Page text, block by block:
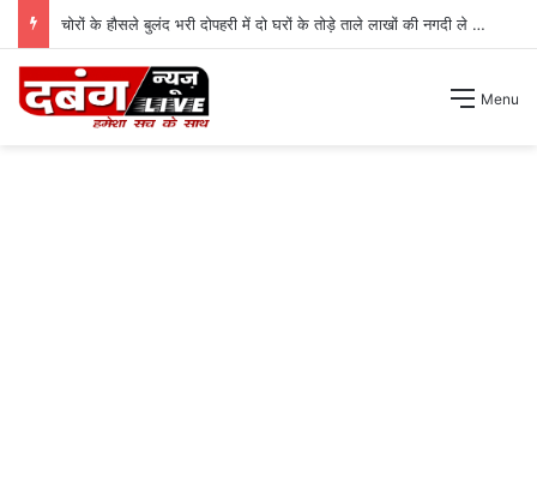
चोरों के हौसले बुलंद भरी दोपहरी में दो घरों के तोड़े ताले लाखों की नगदी ले भागे ।
Menu